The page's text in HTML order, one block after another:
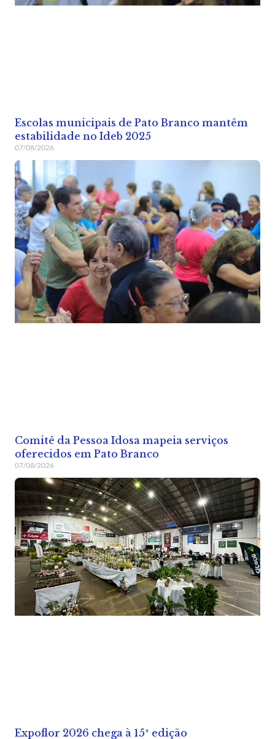
Escolas municipais de Pato Branco mantêm
estabilidade no Ideb 2025
07/08/2026
Comitê da Pessoa Idosa mapeia serviços
oferecidos em Pato Branco
07/08/2026
Expoflor 2026 chega à 15ª edição